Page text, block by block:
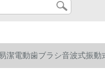
潔電動歯ブラシ音波式振